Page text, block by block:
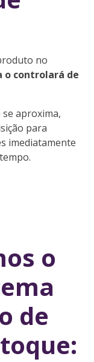
no
o controlará de
aproxima,
para
imediatamente
o
de